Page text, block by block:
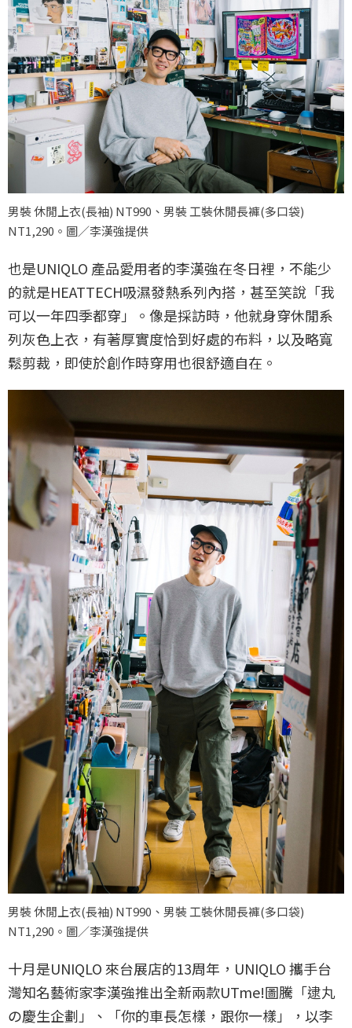
男裝 休閒上衣(長袖) NT990、男裝 工裝休閒長褲(多口袋)
NT1,290。圖／李漢強提供
也是UNIQLO 產品愛用者的李漢強在冬日裡，不能少
的就是HEATTECH吸濕發熱系列內搭，甚至笑說「我
可以一年四季都穿」。像是採訪時，他就身穿休閒系
列灰色上衣，有著厚實度恰到好處的布料，以及略寬
鬆剪裁，即使於創作時穿用也很舒適自在。
男裝 休閒上衣(長袖) NT990、男裝 工裝休閒長褲(多口袋)
NT1,290。圖／李漢強提供
十月是UNIQLO 來台展店的13周年，UNIQLO 攜手台
灣知名藝術家李漢強推出全新兩款UTme!圖騰「逮丸
の慶生企劃」、「你的車長怎樣，跟你一樣」，以李